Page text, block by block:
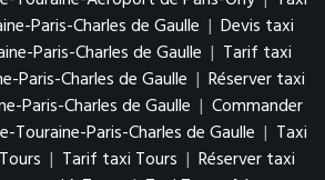
Paris-Charles de Gaulle | Devis taxi
Paris-Charles de Gaulle | Tarif taxi
Paris-Charles de Gaulle | Réserver taxi
Paris-Charles de Gaulle | Commander
Touraine-Paris-Charles de Gaulle | Taxi
| Tarif taxi Tours | Réserver taxi